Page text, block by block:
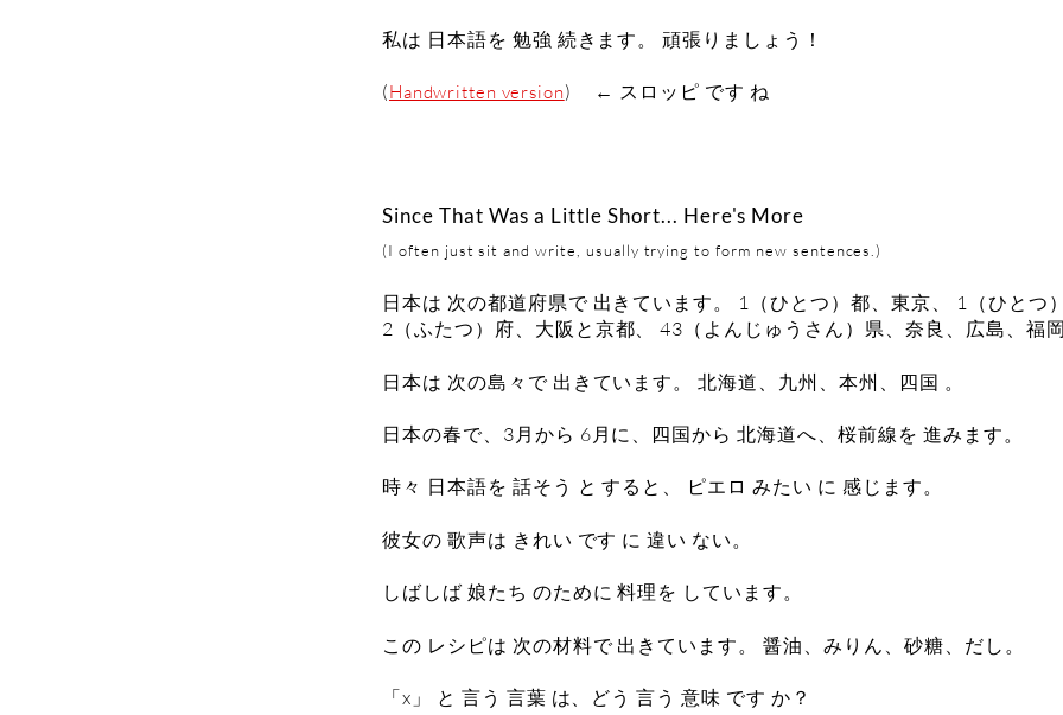
私は 日本語を 勉強 続きます。 頑張りましょう！
(Handwritten version) ← スロッピ です ね
Since That Was a Little Short... Here's More
(I often just sit and write, usually trying to form new sentences.)
日本は 次の都道府県で 出きています。 1（ひとつ）都、東京、 1（ひとつ
2（ふたつ）府、大阪と京都、 43（よんじゅうさん）県、奈良、広島、福
日本は 次の島々で 出きています。 北海道、九州、本州、四国 。
日本の春で、3月から 6月に、四国から 北海道へ、桜前線を 進みます。
時々 日本語を 話そう と すると、 ピエロ みたい に 感じます。
彼女の 歌声は きれい です に 違い ない。
しばしば 娘たち のために 料理を しています。
この レシピは 次の材料で 出きています。 醤油、みりん、砂糖、だし。
「x」 と 言う 言葉 は、どう 言う 意味 です か？